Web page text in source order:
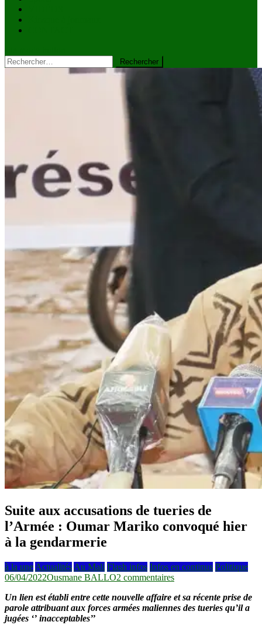
Rechercher :
Suite aux accusations de tueries de
l’Armée : Oumar Mariko convoqué hier
à la gendarmerie
à la une Actualités Au Mali Flash infos Infos en continus Politique
06/04/2022Ousmane BALLO2 commentairessur
aux
accusations
Un lien est établi entre cette nouvelle affaire et sa récente prise de
parole attribuant aux forces armées maliennes des tueries qu’il a
jugées ‘’ inacceptables’’